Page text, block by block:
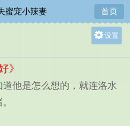
蜜宠小辣妻 首页
设置
中
》
他是怎么想的，就连洛水